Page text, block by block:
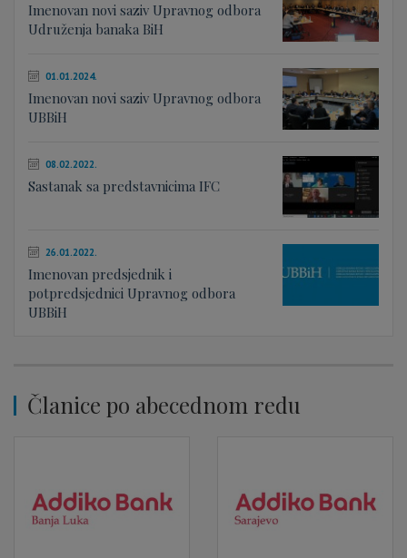
Imenovan novi saziv Upravnog odbora
Udruženja banaka BiH
01.01.2024.
Imenovan novi saziv Upravnog odbora
UBBiH
08.02.2022.
Sastanak sa predstavnicima IFC
26.01.2022.
Imenovan predsjednik i
potpredsjednici Upravnog odbora
UBBiH
Članice po abecednom redu